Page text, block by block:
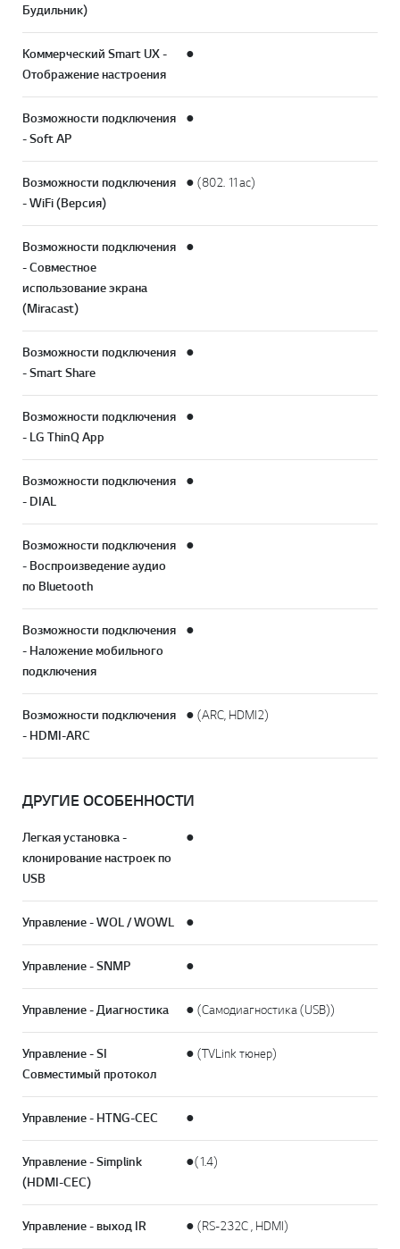
Будильник)
Коммерческий Smart UX -
Отображение настроения
●
Возможности подключения
- Soft AP
●
Возможности подключения
- WiFi (Версия)
● (802. 11ac)
Возможности подключения
- Совместное
использование экрана
(Miracast)
●
Возможности подключения
- Smart Share
●
Возможности подключения
- LG ThinQ App
●
Возможности подключения
- DIAL
●
Возможности подключения
- Воспроизведение аудио
по Bluetooth
●
Возможности подключения
- Наложение мобильного
подключения
●
Возможности подключения
- HDMI-ARC
● (ARC, HDMI2)
ДРУГИЕ ОСОБЕННОСТИ
Легкая установка -
клонирование настроек по
USB
●
Управление - WOL / WOWL ●
Управление - SNMP ●
Управление - Диагностика ● (Самодиагностика (USB))
Управление - SI
Совместимый протокол
● (TVLink тюнер)
Управление - HTNG-CEC ●
Управление - Simplink
(HDMI-CEC)
●(1.4)
Управление - выход IR ● (RS-232C , HDMI)